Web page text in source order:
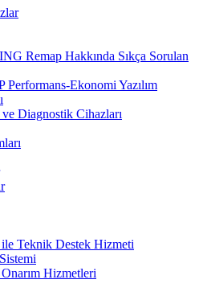
Remap Hakkında Sıkça Sorulan
Performans-Ekonomi Yazılım
Diagnostik Cihazları
ile Teknik Destek Hizmeti
Hizmetleri